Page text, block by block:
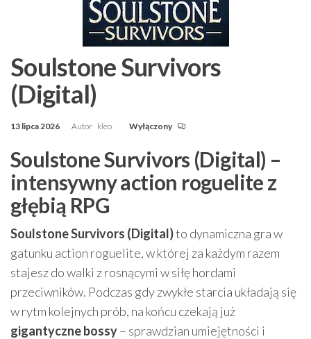
Soulstone Survivors
(Digital)
13 lipca 2026 Autor kleo Wyłączony
Soulstone Survivors (Digital) –
intensywny action roguelite z
głębią RPG
Soulstone Survivors (Digital)to dynamiczna gra w
gatunku action roguelite, w której za każdym razem
stajesz do walki z rosnącymi w siłę hordami
przeciwników. Podczas gdy zwykłe starcia układają się
w rytm kolejnych prób, na końcu czekają już
gigantyczne bossy– sprawdzian umiejętności i